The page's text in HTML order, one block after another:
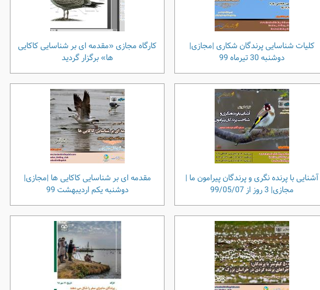
کلیات شناسایی پرندگان شکاری |مجازی|
دوشنبه 30 تیرماه 99
کارگاه مجازی «مقدمه ای بر شناسایی کاکایی
ها» برگزار گردید
آشنایی با پرنده نگری و پرندگان پیرامون ما |
مجازی| 3 روز از 99/05/07
مقدمه ای بر شناسایی کاکایی ها |مجازی|
دوشنبه یکم اردیبهشت 99